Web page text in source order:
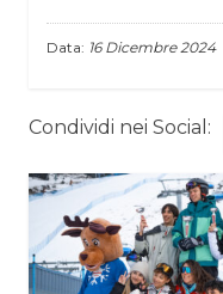
Data: 16 Dicembre 2024
Condividi nei Social: